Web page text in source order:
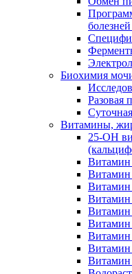
Биохимия
Разовая
Витамины,
25-OH
Витамин
Витамин
Витамин
Витамин
Витамин